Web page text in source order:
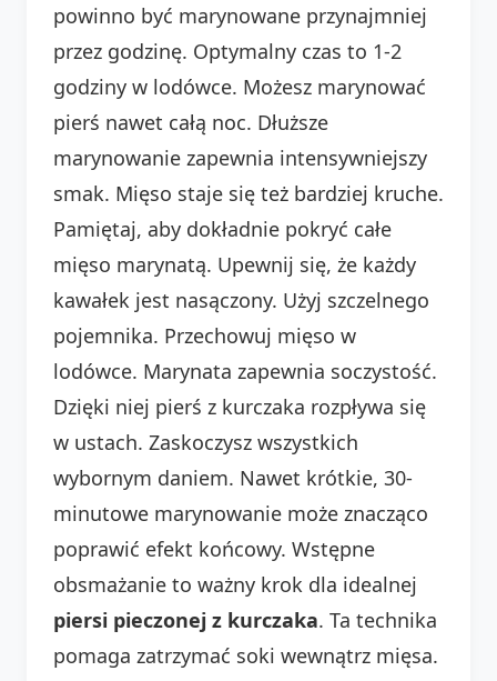
powinno być marynowane przynajmniej
przez godzinę. Optymalny czas to 1-2
godziny w lodówce. Możesz marynować
pierś nawet całą noc. Dłuższe
marynowanie zapewnia intensywniejszy
smak. Mięso staje się też bardziej kruche.
Pamiętaj, aby dokładnie pokryć całe
mięso marynatą. Upewnij się, że każdy
kawałek jest nasączony. Użyj szczelnego
pojemnika. Przechowuj mięso w
lodówce. Marynata zapewnia soczystość.
Dzięki niej pierś z kurczaka rozpływa się
w ustach. Zaskoczysz wszystkich
wybornym daniem. Nawet krótkie, 30-
minutowe marynowanie może znacząco
poprawić efekt końcowy. Wstępne
obsmażanie to ważny krok dla idealnej
piersi pieczonej z kurczaka. Ta technika
pomaga zatrzymać soki wewnątrz mięsa.